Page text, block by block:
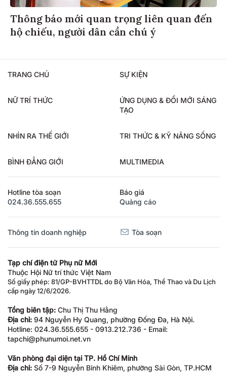
Thông báo mới quan trọng liên quan đến
hộ chiếu, người dân cần chú ý
TRANG CHỦ SỰ KIỆN
NỮ TRÍ THỨC
ỨNG DỤNG & ĐỔI MỚI SÁNG
TẠO
NHÌN RA THẾ GIỚI TRI THỨC & KỸ NĂNG SỐNG
BÌNH ĐẲNG GIỚI MULTIMEDIA
Hotline tòa soạn
024.36.555.655
Báo giá
Quảng cáo
Thông tin doanh nghiệp Tòa soạn
Tạp chí điện tử Phụ nữ Mới
Thuộc Hội Nữ trí thức Việt Nam
Số giấy phép: 81/GP-BVHTTDL do Bộ Văn Hóa, Thể Thao và Du Lịch
cấp ngày 12/6/2026.
Tổng biên tập: Chu Thị Thu Hằng
Địa chỉ: 94 Nguyễn Hy Quang, phường Đống Đa, Hà Nội.
Hotline: 024.36.555.655 - 0913.212.736 - Email:
tapchi@phunumoi.net.vn
Văn phòng đại diện tại TP. Hồ Chí Minh
Địa chỉ: Số 7-9 Nguyễn Bỉnh Khiêm, phường Sài Gòn, TP.HCM